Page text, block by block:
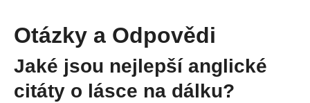
Otázky a Odpovědi
Jaké jsou nejlepší anglické
citáty o lásce na dálku?